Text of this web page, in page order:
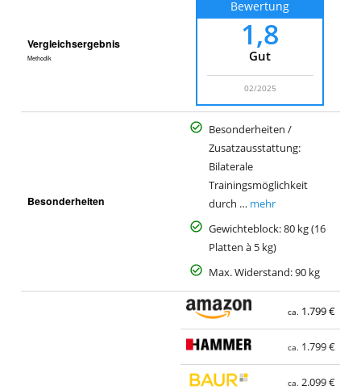
Vergleichsergebnis
Methodik
Bewertung
1,8
Gut
02/2025
Besonderheiten
Besonderheiten /
Zusatzausstattung:
Bilaterale
Trainingsmöglichkeit
durch … mehr
Gewichteblock: 80 kg (16
Platten à 5 kg)
Max. Widerstand: 90 kg
ca. 1.799 €
ca. 1.799 €
ca. 2.099 €